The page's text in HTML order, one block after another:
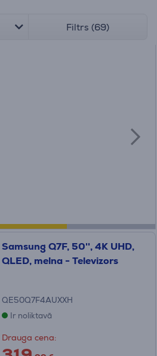
Filtrs (69)
Samsung Q7F, 50'', 4K UHD,
QLED, melna - Televizors
QE50Q7F4AUXXH
Ir noliktavā
Drauga cena: